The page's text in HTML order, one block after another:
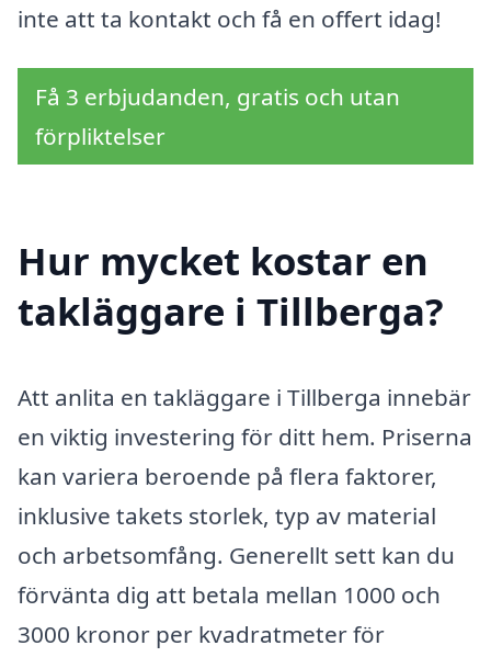
inte att ta kontakt och få en offert idag!
Få 3 erbjudanden, gratis och utan
förpliktelser
Hur mycket kostar en
takläggare i Tillberga?
Att anlita en takläggare i Tillberga innebär
en viktig investering för ditt hem. Priserna
kan variera beroende på flera faktorer,
inklusive takets storlek, typ av material
och arbetsomfång. Generellt sett kan du
förvänta dig att betala mellan 1000 och
3000 kronor per kvadratmeter för